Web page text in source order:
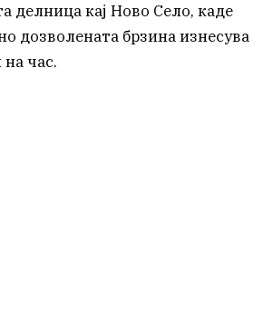
делница кај Ново Село, каде
дозволената брзина изнесува
час.